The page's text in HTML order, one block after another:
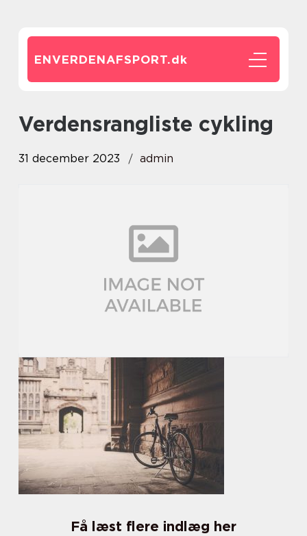
ENVERDENAFSPORT.dk
verdensrangliste cykling
31 december 2023 admin
Få læst flere indlæg her